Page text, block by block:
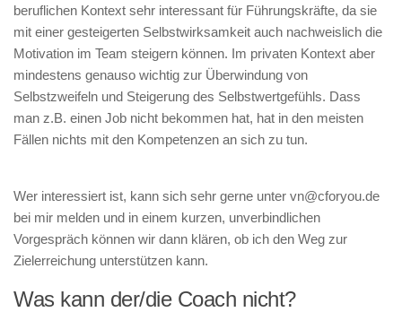
beruflichen Kontext sehr interessant für Führungskräfte, da sie
mit einer gesteigerten Selbstwirksamkeit auch nachweislich die
Motivation im Team steigern können. Im privaten Kontext aber
mindestens genauso wichtig zur Überwindung von
Selbstzweifeln und Steigerung des Selbstwertgefühls. Dass
man z.B. einen Job nicht bekommen hat, hat in den meisten
Fällen nichts mit den Kompetenzen an sich zu tun.
Wer interessiert ist, kann sich sehr gerne unter vn@cforyou.de
bei mir melden und in einem kurzen, unverbindlichen
Vorgespräch können wir dann klären, ob ich den Weg zur
Zielerreichung unterstützen kann.
Was kann der/die Coach nicht?